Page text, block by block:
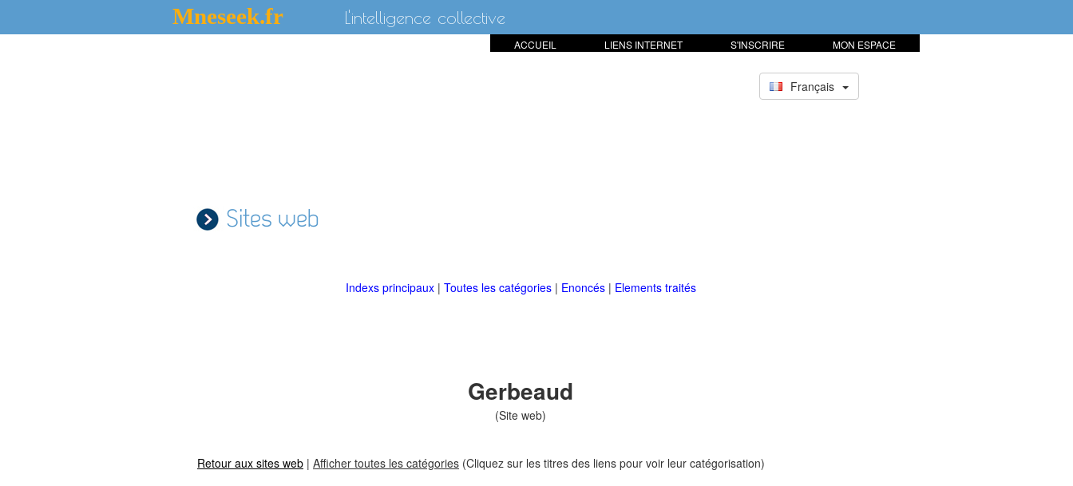
Mneseek.fr L'intelligence collective
MON ESPACE
S'INSCRIRE
LIENS INTERNET
ACCUEIL
Français
Sites web
Indexs principaux | Toutes les catégories | Enoncés | Elements traités
Gerbeaud
(Site web)
Retour aux sites web | Afficher toutes les catégories (Cliquez sur les titres des liens pour voir leur catégorisation)